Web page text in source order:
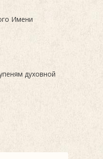
Имени
духовной